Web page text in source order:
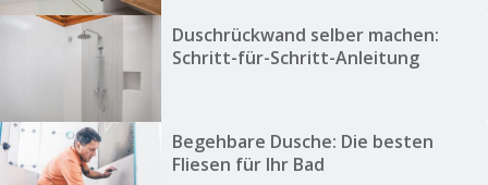
Duschrückwand selber machen:
Schritt-für-Schritt-Anleitung
Begehbare Dusche: Die besten
Fliesen für Ihr Bad